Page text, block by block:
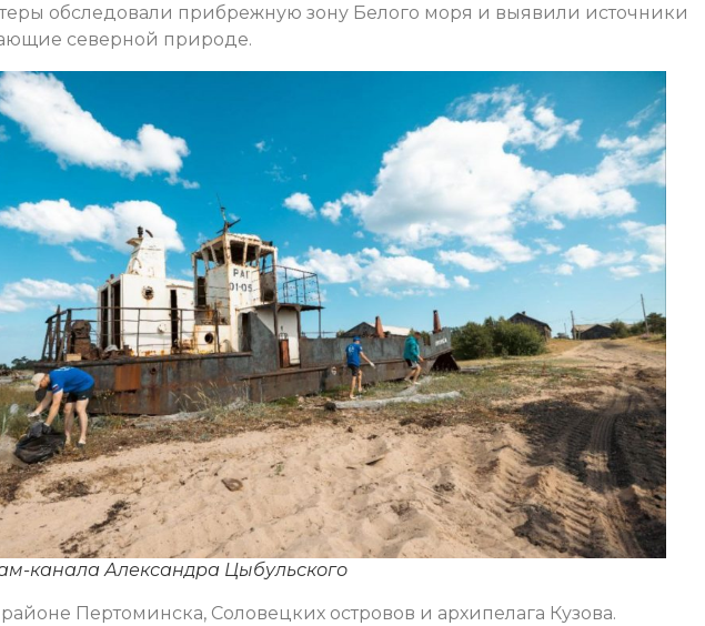
обследовали прибрежную зону Белого моря и выявили источники
северной природе.
канала Александра Цыбульского
Пертоминска, Соловецких островов и архипелага Кузова.